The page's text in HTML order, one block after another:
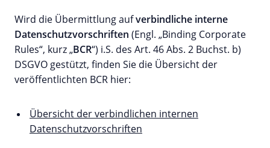
Wird die Übermittlung aufverbindliche interne
Datenschutzvorschriften (Engl. „Binding Corporate
Rules“, kurz „BCR“) i.S. des Art. 46 Abs. 2 Buchst. b)
DSGVO gestützt, finden Sie die Übersicht der
veröffentlichten BCR hier:
Übersicht der verbindlichen internen
Datenschutzvorschriften